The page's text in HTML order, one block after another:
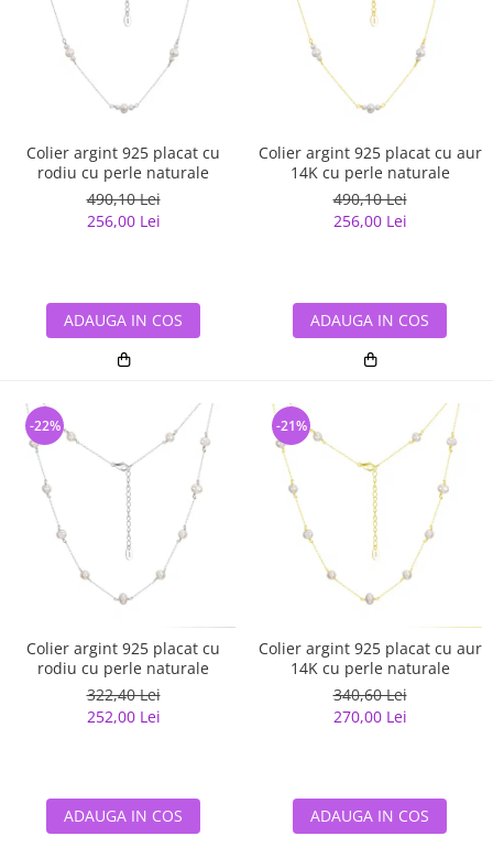
Colier argint 925 placat cu
rodiu cu perle naturale
490,10 Lei
256,00 Lei
ADAUGA IN COS
Colier argint 925 placat cu aur
14K cu perle naturale
490,10 Lei
256,00 Lei
ADAUGA IN COS
Colier argint 925 placat cu
rodiu cu perle naturale
322,40 Lei
252,00 Lei
-22%
ADAUGA IN COS
Colier argint 925 placat cu aur
14K cu perle naturale
340,60 Lei
270,00 Lei
-21%
ADAUGA IN COS